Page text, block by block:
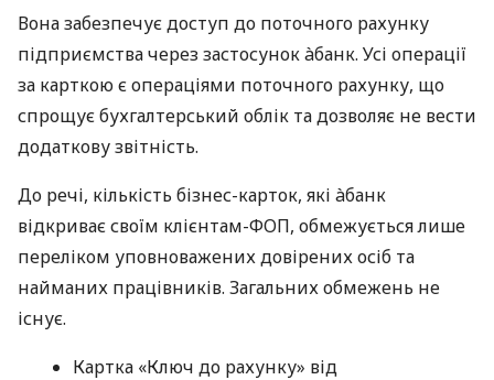
Вона забезпечує доступ до поточного рахунку
підприємства через застосунок àбанк. Усі операції
за карткою є операціями поточного рахунку, що
спрощує бухгалтерський облік та дозволяє не вести
додаткову звітність.
До речі, кількість бізнес-карток, які àбанк
відкриває своїм клієнтам-ФОП, обмежується лише
переліком уповноважених довірених осіб та
найманих працівників. Загальних обмежень не
існує.
Картка «Ключ до рахунку» від